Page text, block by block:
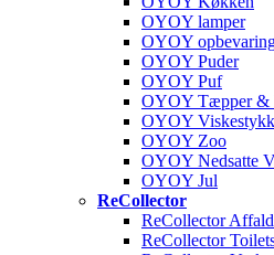
OYOY lamper
OYOY
OYOY Puder
OYOY Puf
OYOY Tæpper &
OYOY
OYOY Zoo
OYOY Nedsatte
OYOY Jul
ReCollector
ReCollector
ReCollector